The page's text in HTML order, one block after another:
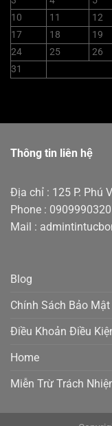
10
11 12
17
18 19
24
25 26
31
Thông tin liên hệ
Địa chỉ : 125 P. Phú
Phone : 0909990320
Mail :
Blog
Chính Sách Bảo Mật
Điều Khoản Điều
Home
Miễn Trừ Trách